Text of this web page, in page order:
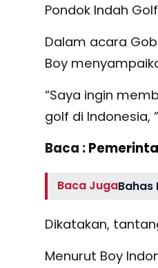
Pondok Indah
Dalam acara
Boy
“Saya ingin
golf di Indonesia,
Baca :
Baca JugaBahas
Dikatakan,
Menurut Boy